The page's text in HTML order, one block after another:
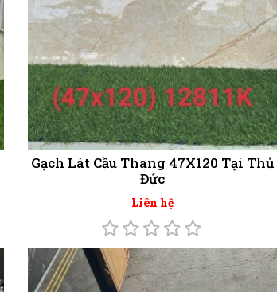
Gạch Lát Cầu Thang 47X120 Tại Thủ
Đức
Liên hệ